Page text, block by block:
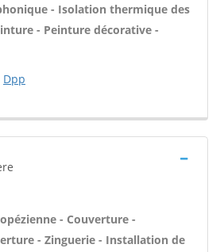
- Isolation thermique des
- Peinture décorative -
Dpp
- Couverture -
- Zinguerie - Installation de